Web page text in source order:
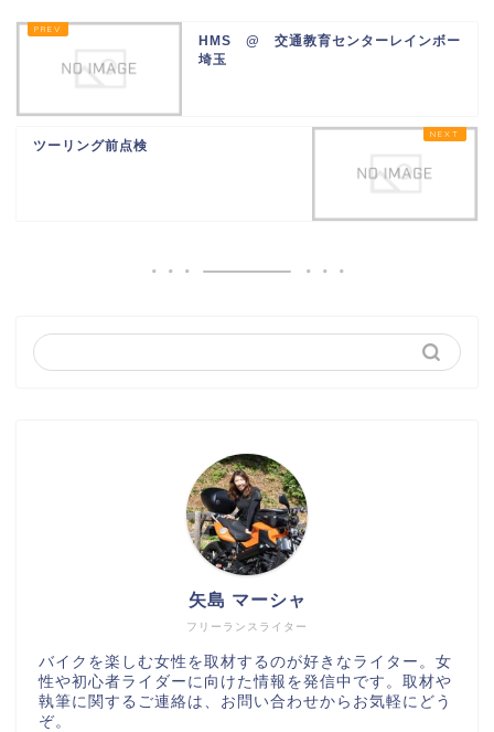
HMS @ 交通教育センターレインボー
埼玉
ツーリング前点検
フリーランスライター
矢島 マーシャ
バイクを楽しむ女性を取材するのが好きなライター。女
性や初心者ライダーに向けた情報を発信中です。取材や
執筆に関するご連絡は、お問い合わせからお気軽にどう
ぞ。